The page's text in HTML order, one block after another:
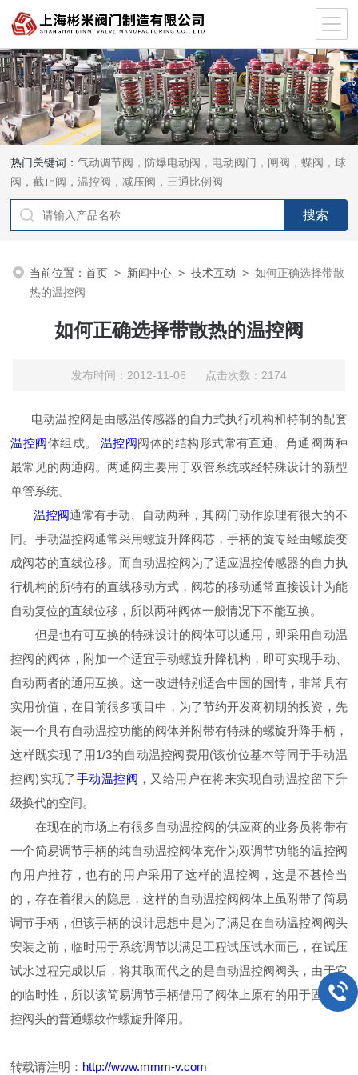
热门关键词：气动调节阀，防爆电动阀，电动阀门，闸阀，蝶阀，球
阀，截止阀，温控阀，减压阀，三通比例阀
当前位置：首页 > 新闻中心 >技术互动 >如何正确选择带散
热的温控阀
如何正确选择带散热的温控阀
发布时间：2012-11-06 点击次数：2174
电动温控阀是由感温传感器的自力式执行机构和特制的配套
温控阀体组成。温控阀阀体的结构形式常有直通、角通阀两种
最常见的两通阀。两通阀主要用于双管系统或经特殊设计的新型
单管系统。
温控阀通常有手动、自动两种，其阀门动作原理有很大的不
同。手动温控阀通常采用螺旋升降阀芯，手柄的旋专经由螺旋变
成阀芯的直线位移。而自动温控阀为了适应温控传感器的自力执
行机构的所特有的直线移动方式，阀芯的移动通常直接设计为能
自动复位的直线位移，所以两种阀体一般情况下不能互换。
但是也有可互换的特殊设计的阀体可以通用，即采用自动温
控阀的阀体，附加一个适宜手动螺旋升降机构，即可实现手动、
自动两者的通用互换。这一改进特别适合中国的国情，非常具有
实用价值，在目前很多项目中，为了节约开发商初期的投资，先
装一个具有自动温控功能的阀体并附带有特殊的螺旋升降手柄，
这样既实现了用1/3的自动温控阀费用(该价位基本等同于手动温
控阀)实现了手动温控阀 ，又给用户在将来实现自动温控留下升
级换代的空间。
在现在的市场上有很多自动温控阀的供应商的业务员将带有
一个简易调节手柄的纯自动温控阀体充作为双调节功能的温控阀
向用户推荐，也有的用户采用了这样的温控阀，这是不甚恰当
的，存在着很大的隐患，这样的自动温控阀阀体上虽附带了简易
调节手柄，但该手柄的设计思想中是为了满足在自动温控阀阀头
安装之前，临时用于系统调节以满足工程试压试水而已，在试压
试水过程完成以后，将其取而代之的是自动温控阀阀头，由于它
的临时性，所以该简易调节手柄借用了阀体上原有的用于固定温
控阀头的普通螺纹作螺旋升降用。
转载请注明： http://www.mmm-v.com